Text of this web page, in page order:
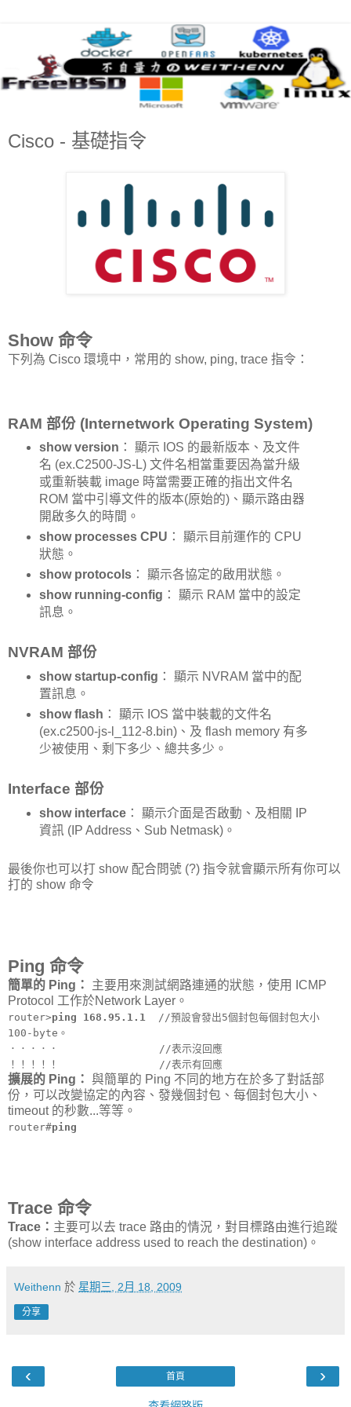
Cisco - 基礎指令
Show 命令
下列為 Cisco 環境中，常用的 show, ping, trace 指令：
RAM 部份 (Internetwork Operating System)
show version ： 顯示 IOS 的最新版本、及文件
名 (ex.C2500-JS-L) 文件名相當重要因為當升級
或重新裝載 image 時當需要正確的指出文件名
ROM 當中引導文件的版本(原始的)、顯示路由器
開啟多久的時間。
show processes CPU ： 顯示目前運作的 CPU
狀態。
show protocols： 顯示各協定的啟用狀態。
show running-config ： 顯示 RAM 當中的設定
訊息。
NVRAM 部份
show startup-config ： 顯示 NVRAM 當中的配
置訊息。
show flash ： 顯示 IOS 當中裝載的文件名
(ex.c2500-js-l_112-8.bin)、及 flash memory 有多
少被使用、剩下多少、總共多少。
Interface 部份
show interface： 顯示介面是否啟動、及相關 IP
資訊 (IP Address、Sub Netmask)。
最後你也可以打 show 配合問號 (?) 指令就會顯示所有你可以
打的 show 命令
Ping 命令
簡單的 Ping：
主要用來測試網路連通的狀態，使用 ICMP
Protocol 工作於Network Layer。
router>ping 168.95.1.1
//預設會發出5個封包每個封包大小
100-byte。
．．．．． //表示沒回應
！！！！！ //表示有回應
擴展的 Ping： 與簡單的 Ping 不同的地方在於多了對話部
份，可以改變協定的內容、發幾個封包、每個封包大小、
timeout 的秒數...等等。
router#ping
Trace 命令
Trace： 主要可以去 trace 路由的情況，對目標路由進行追蹤
(show interface address used to reach the destination)。
Weithenn 於 星期三, 2月 18, 2009
分享
‹ ›
首頁